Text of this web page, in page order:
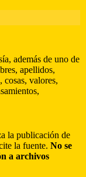
además de uno de
apellidos,
cosas, valores,
la publicación de
la fuente. No se
a archivos